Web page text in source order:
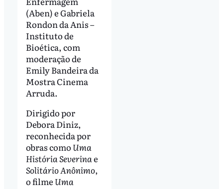
(Aben) e Gabriela
Rondon da Anis –
Instituto de
Bioética, com
moderação de
Emily Bandeira da
Mostra Cinema
Arruda.
Dirigido por
Debora Diniz,
reconhecida por
obras como Uma
História Severina e
Solitário Anônimo,
o filme Uma